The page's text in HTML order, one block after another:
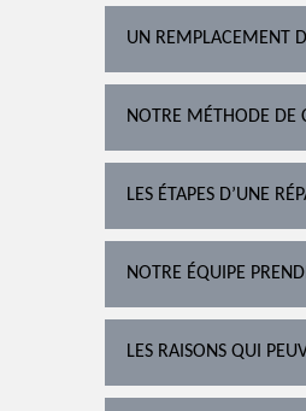
UN REMPLACEMENT
NOTRE MÉTHODE DE
LES ÉTAPES D’UNE
NOTRE ÉQUIPE
LES RAISONS QUI